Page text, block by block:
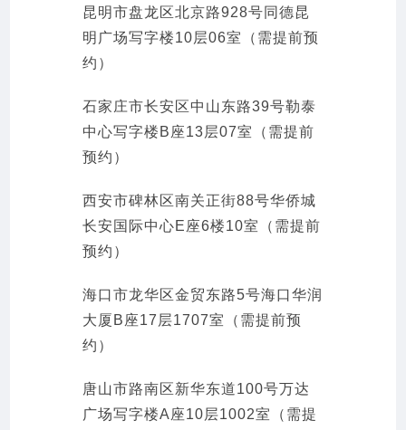
昆明市盘龙区北京路928号同德昆
明广场写字楼10层06室（需提前预
约）
石家庄市长安区中山东路39号勒泰
中心写字楼B座13层07室（需提前
预约）
西安市碑林区南关正街88号华侨城
长安国际中心E座6楼10室（需提前
预约）
海口市龙华区金贸东路5号海口华润
大厦B座17层1707室（需提前预
约）
唐山市路南区新华东道100号万达
广场写字楼A座10层1002室（需提